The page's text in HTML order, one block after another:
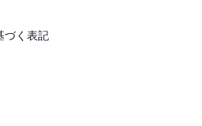
づく表記